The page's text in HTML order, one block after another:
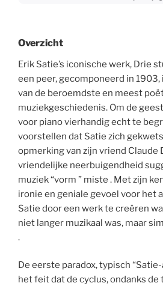
Overzicht
Erik Satie’s iconische werk, Drie
een peer, gecomponeerd in
van de beroemdste en meest
muziekgeschiedenis. Om de
voor piano vierhandig echt te
voorstellen dat Satie zich
opmerking van zijn vriend Claude
vriendelijke neerbuigendheid
muziek “vorm ” miste . Met zijn
ironie en geniale gevoel voor het
Satie door een werk te creëren
niet langer muzikaal was, maar
.
De eerste paradox, typisch
het feit dat de cyclus, ondanks